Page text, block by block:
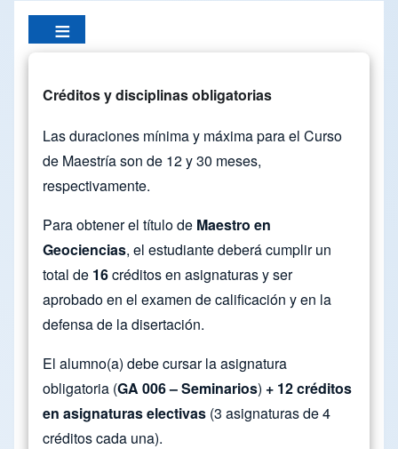
Créditos y disciplinas obligatorias
Las duraciones mínima y máxima para el Curso
de Maestría son de 12 y 30 meses,
respectivamente.
Para obtener el título de Maestro en
Geociencias, el estudiante deberá cumplir un
total de 16créditos en asignaturas y ser
aprobado en el examen de calificación y en la
defensa de la disertación.
El alumno(a) debe cursar la asignatura
obligatoria (GA 006 – Seminarios) + 12 créditos
en asignaturas electivas (3 asignaturas de 4
créditos cada una).